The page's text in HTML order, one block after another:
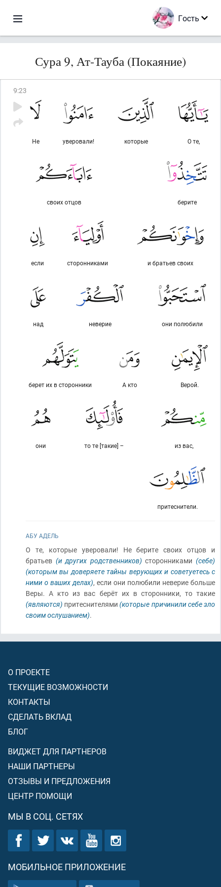
Гость
Сура 9, Ат-Тауба (Покаяние)
9:23
О те,
которые
уверовали!
Не
берите
своих отцов
и братьев своих
сторонниками
если
они полюбили
неверие
над
Верой.
А кто
берет их в сторонники
из вас,
то те [такие] –
они
притеснители.
АБУ АДЕЛЬ
О те, которые уверовали! Не берите своих отцов и
братьев (и других родственников) сторонниками(себе)
(которым вы доверяете тайны верующих и советуетесь с
ними о ваших делах), если они полюбили неверие больше
Веры. А кто из вас берёт их в сторонники, то такие
(являются) притеснителями(которые причинили себе зло
своим ослушанием).
О ПРОЕКТЕ
ТЕКУЩИЕ ВОЗМОЖНОСТИ
КОНТАКТЫ
СДЕЛАТЬ ВКЛАД
БЛОГ
ВИДЖЕТ ДЛЯ ПАРТНЕРОВ
НАШИ ПАРТНЕРЫ
ОТЗЫВЫ И ПРЕДЛОЖЕНИЯ
ЦЕНТР ПОМОЩИ
МЫ В СОЦ. СЕТЯХ
МОБИЛЬНОЕ ПРИЛОЖЕНИЕ